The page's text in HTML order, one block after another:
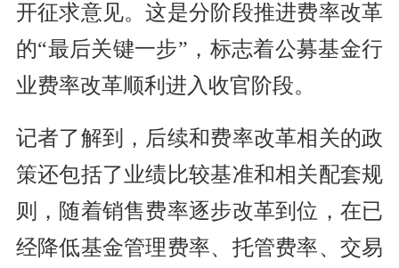
开征求意见。这是分阶段推进费率改革
的“最后关键一步”，标志着公募基金行
业费率改革顺利进入收官阶段。
记者了解到，后续和费率改革相关的政
策还包括了业绩比较基准和相关配套规
则，随着销售费率逐步改革到位，在已
经降低基金管理费率、托管费率、交易